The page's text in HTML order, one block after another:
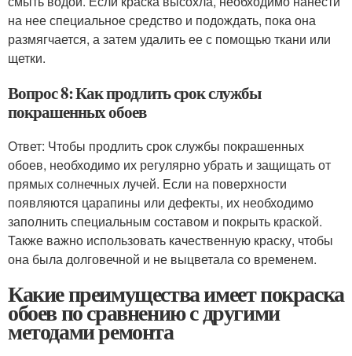
на нее специальное средство и подождать, пока она
размягчается, а затем удалить ее с помощью ткани или
щетки.
Вопрос 8: Как продлить срок службы
покрашенных обоев
Ответ: Чтобы продлить срок службы покрашенных
обоев, необходимо их регулярно убрать и защищать от
прямых солнечных лучей. Если на поверхности
появляются царапины или дефекты, их необходимо
заполнить специальным составом и покрыть краской.
Также важно использовать качественную краску, чтобы
она была долговечной и не выцветала со временем.
Какие преимущества имеет покраска
обоев по сравнению с другими
методами ремонта